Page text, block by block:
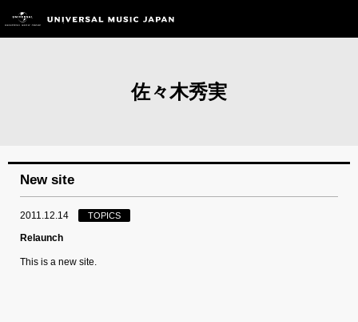
佐々木秀実
New site
2011.12.14 TOPICS
Relaunch
This is a new site.